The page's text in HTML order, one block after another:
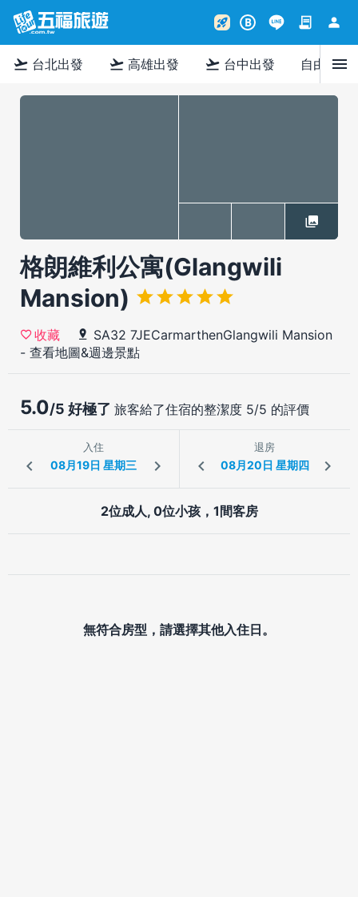
rocket_launch B contract person
flight_takeoff 台北出發 flight_takeoff 高雄出發 flight_takeoff 台中出發 自由行menu
格朗維利公寓(Glangwili
Mansion)
收藏
SA32 7JECarmarthenGlangwili Mansion
- 查看地圖&週邊景點
5.0/5 好極了 旅客給了住宿的整潔度 5/5 的評價
入住 退房
2位成人, 0位小孩，1間客房
無符合房型，請選擇其他入住日。